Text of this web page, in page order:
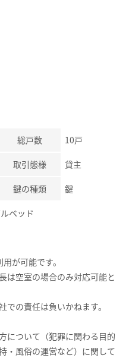
総戸数 10戸
取引態様 貸主
鍵の種類 鍵
ベッド
が可能です。
は空室の場合のみ対応可能と
での責任は負いかねます。
について（犯罪に関わる目的
・風俗の運営など）に関して